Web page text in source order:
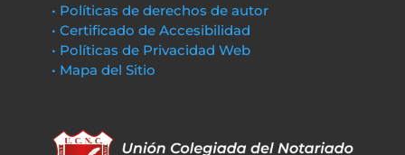
• Políticas de derechos de autor
• Certificado de Accesibilidad
• Políticas de Privacidad Web
• Mapa del Sitio